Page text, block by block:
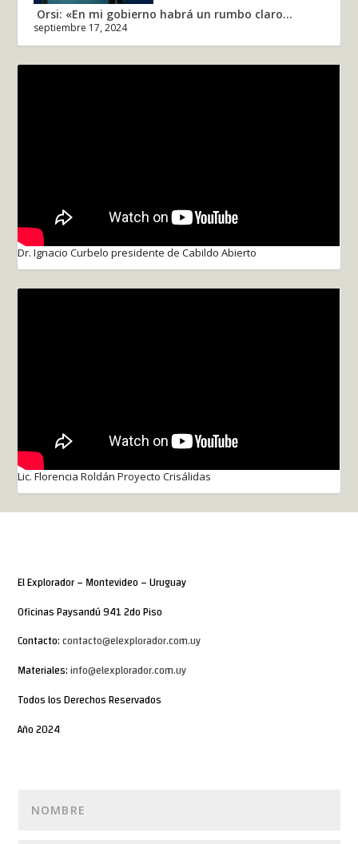
Orsi: «En mi gobierno habrá un rumbo claro...
septiembre 17, 2024
Dr. Ignacio Curbelo presidente de Cabildo Abierto
Lic. Florencia Roldán Proyecto Crisálidas
El Explorador – Montevideo – Uruguay
Oficinas Paysandú 941 2do Piso
Contacto:contacto@elexplorador.com.uy
Materiales:info@elexplorador.com.uy
Todos los Derechos Reservados
Año 2024